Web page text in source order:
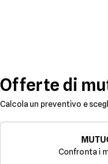
Offerte di
Calcola un preventivo e
Confronta i